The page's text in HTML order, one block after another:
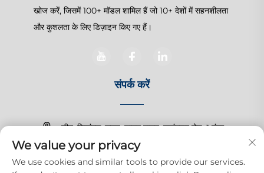
खोज करें, जिसमें 100+ मॉडल शामिल हैं जो 10+ देशों में सहनशीलता
और कुशलता के लिए डिज़ाइन किए गए हैं।
संपर्क करें
चीन, जियांगसू, सूज़हू, शानघु टाउन, ज़हांगचुन रोड, 1 नंबर
+86-15150179453
We value your privacy
We use cookies and similar tools to provide our services.